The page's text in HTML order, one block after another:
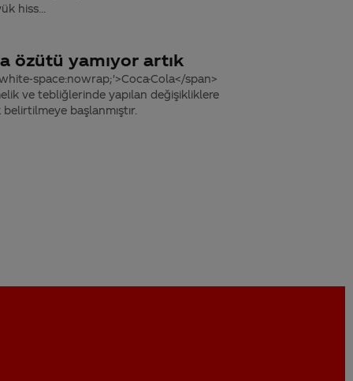
hiss...
özütü yamıyor artık
space:nowrap;'>Coca-Cola</span>
ve tebliğlerinde yapılan değişikliklere
başlanmıştır.